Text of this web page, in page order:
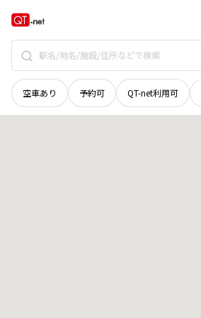
空車あり 予約可 QT-net利用可
岡山県